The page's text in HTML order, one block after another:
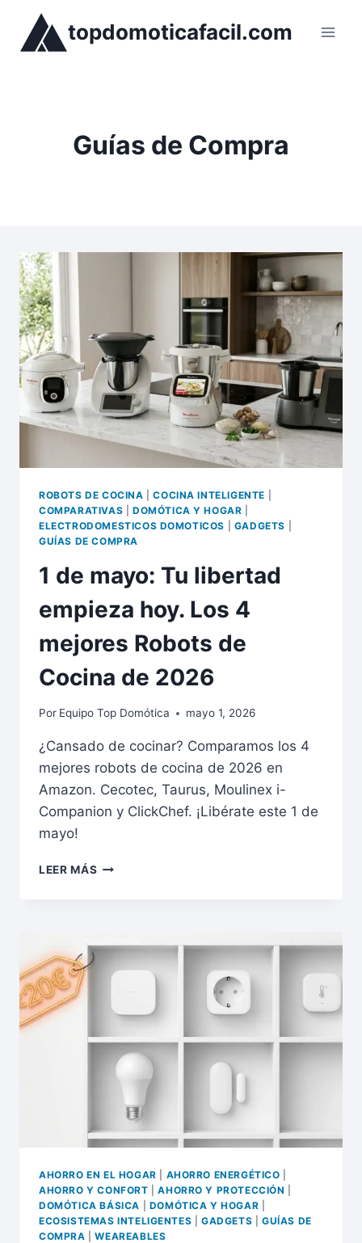
contenido
topdomoticafacil.com
Guías de Compra
ROBOTS DE COCINA |COCINA INTELIGENTE
COMPARATIVAS
DOMÓTICA Y HOGAR
ELECTRODOMESTICOS DOMOTICOS
GADGETS
GUÍAS DE COMPRA
1 de mayo: Tu libertad
empieza hoy. Los 4
mejores Robots de
Cocina de 2026
Por Equipo Top Domótica mayo 1, 2026
¿Cansado de cocinar? Comparamos los 4
mejores robots de cocina de 2026 en
Amazon. Cecotec, Taurus, Moulinex i-
Companion y ClickChef. ¡Libérate este 1 de
mayo!
LEER MÁS
EMPIEZA
HOY.
MEJORES
ROBOTS
COCINA
2026
AHORRO EN EL HOGAR AHORRO ENERGÉTICO
AHORRO Y CONFORT |AHORRO Y PROTECCIÓN
DOMÓTICA BÁSICA
DOMÓTICA Y HOGAR
ECOSISTEMAS INTELIGENTES |GADGETS |GUÍAS DE
COMPRA |WEAREABLES